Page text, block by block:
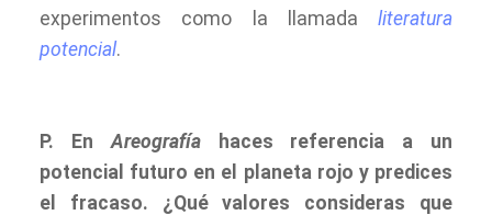
experimentos como la llamada literatura
potencial.
P. EnAreografía
haces referencia a un
potencial futuro en el planeta rojo y predices
el fracaso. ¿Qué valores consideras que